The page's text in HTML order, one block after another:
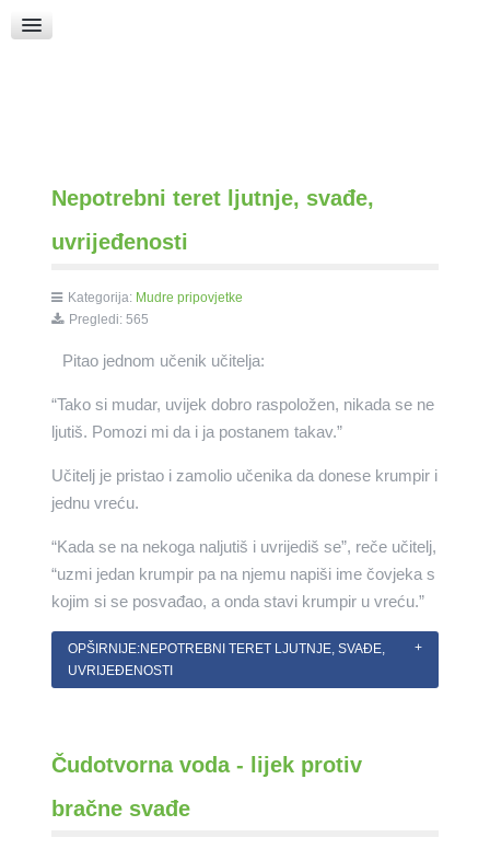
Nepotrebni teret ljutnje, svađe,
uvrijeđenosti
Kategorija: Mudre pripovjetke
Pregledi: 565
Pitao jednom učenik učitelja:
“Tako si mudar, uvijek dobro raspoložen, nikada se ne
ljutiš. Pomozi mi da i ja postanem takav.”
Učitelj je pristao i zamolio učenika da donese krumpir i
jednu vreću.
“Kada se na nekoga naljutiš i uvrijediš se”, reče učitelj,
“uzmi jedan krumpir pa na njemu napiši ime čovjeka s
kojim si se posvađao, a onda stavi krumpir u vreću.”
OPŠIRNIJE:NEPOTREBNI TERET LJUTNJE, SVAĐE,
UVRIJEĐENOSTI
Čudotvorna voda - lijek protiv
bračne svađe